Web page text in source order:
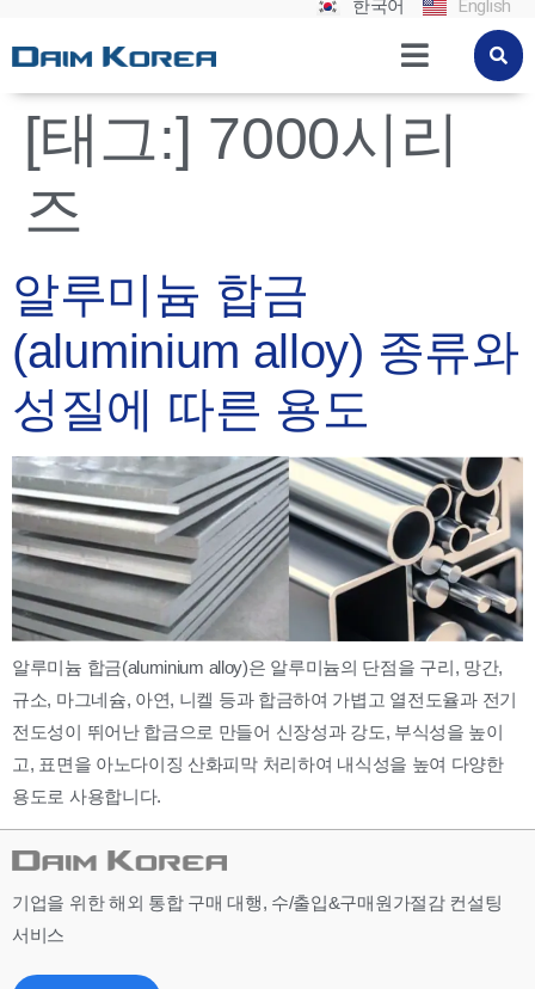
한국어 English
[태그:] 7000시리
즈
알루미늄 합금
(aluminium alloy) 종류와
성질에 따른 용도
알루미늄 합금(aluminium alloy)은 알루미늄의 단점을 구리, 망간,
규소, 마그네슘, 아연, 니켈 등과 합금하여 가볍고 열전도율과 전기
전도성이 뛰어난 합금으로 만들어 신장성과 강도, 부식성을 높이
고, 표면을 아노다이징 산화피막 처리하여 내식성을 높여 다양한
용도로 사용합니다.
기업을 위한 해외 통합 구매 대행, 수/출입&구매원가절감 컨설팅
서비스